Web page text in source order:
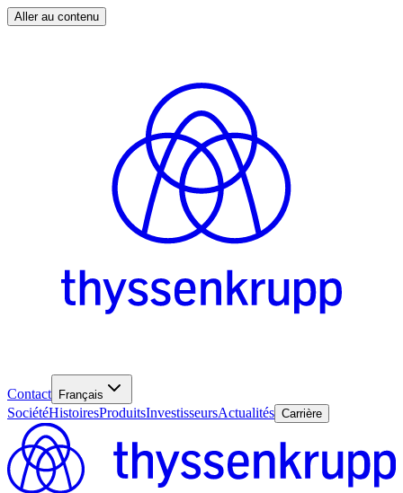
Aller au contenu
Contact Français
SociétéHistoiresProduitsInvestisseursActualités Carrière